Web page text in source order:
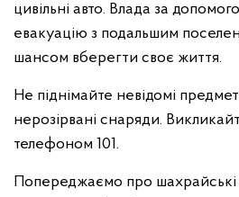
цивільні авто. Влада за
евакуацію з подальшим
шансом вберегти своє життя.
Не піднімайте невідомі
нерозірвані снаряди.
телефоном 101.
Попереджаємо про шахрайські